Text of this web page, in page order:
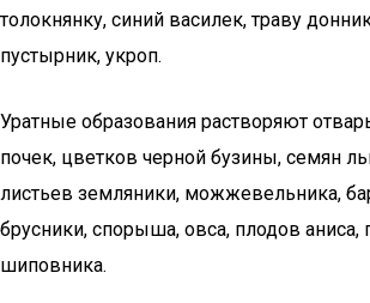
толокнянку, синий василек, траву
пустырник, укроп.
Уратные образования растворяют
почек, цветков черной бузины, семян
листьев земляники, можжевельника,
брусники, спорыша, овса, плодов аниса,
шиповника.